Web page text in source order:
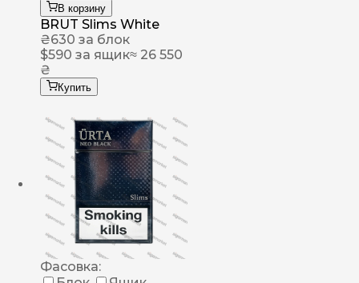
В корзину
BRUT Slims White
₴630 за блок
$590 за ящик≈ 26 550
₴
Купить
Фасовка: